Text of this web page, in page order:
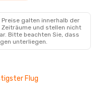
galten innerhalb der
und stellen nicht
Bitte beachten Sie, dass
unterliegen.
Flug